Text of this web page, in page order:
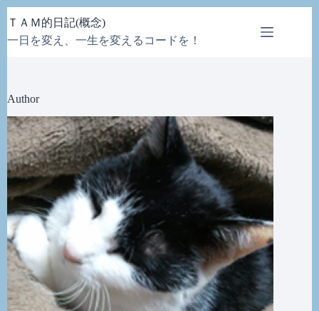
ン
テ
ス
キ
ッ
プ
ＴＡＭ的日記(概念)
一日を変え、一生を変えるコードを！
Author